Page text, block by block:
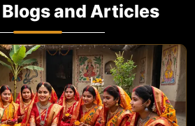
Blogs and Articles